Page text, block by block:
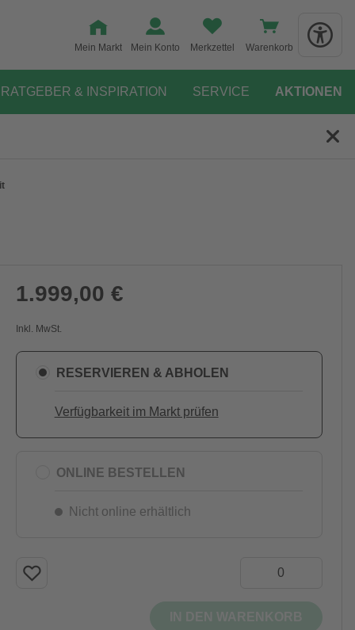
Mein Markt Mein Konto Merkzettel Warenkorb
RATGEBER & INSPIRATION SERVICE AKTIONEN
1.999,00 €
Inkl. MwSt.
RESERVIEREN & ABHOLEN
Verfügbarkeit im Markt prüfen
ONLINE BESTELLEN
Nicht online erhältlich